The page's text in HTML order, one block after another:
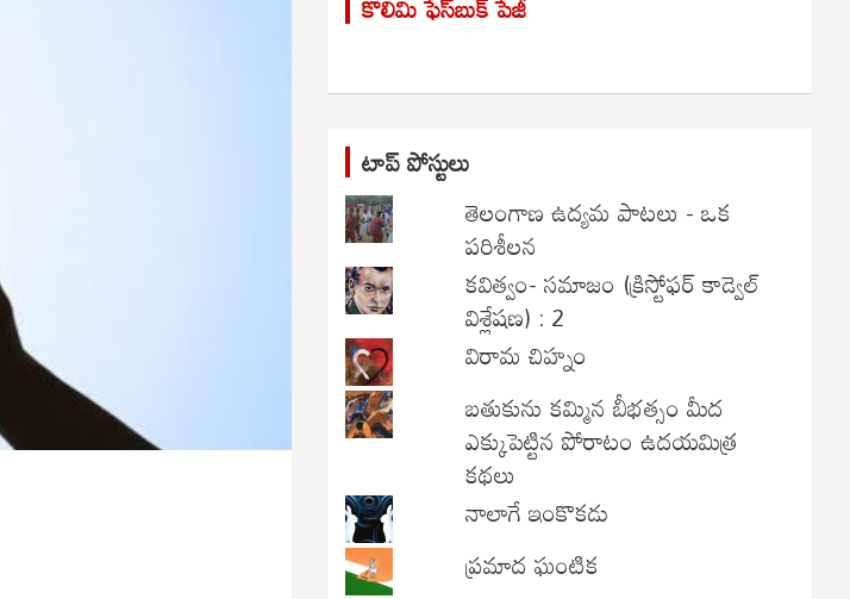
c
టాప్ పోస్టులు
తెలంగాణ ఉద్యమ పాటలు - ఒక
పరిశీలన
కవిత్వం- సమాజం (క్రిస్టోఫర్ కాడ్వెల్
విశ్లేషణ) : 2
విరామ చిహ్నం
బతుకును కమ్మిన బీభత్సం మీద
ఎక్కుపెట్టిన పోరాటం ఉదయమిత్ర
కథలు
నాలాగే ఇంకొకడు
ప్రమాద ఘంటిక